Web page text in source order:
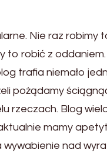
Nie raz robimy
to robić z
trafia niemało
pożądamy
rzeczach. Blog
mamy
nad